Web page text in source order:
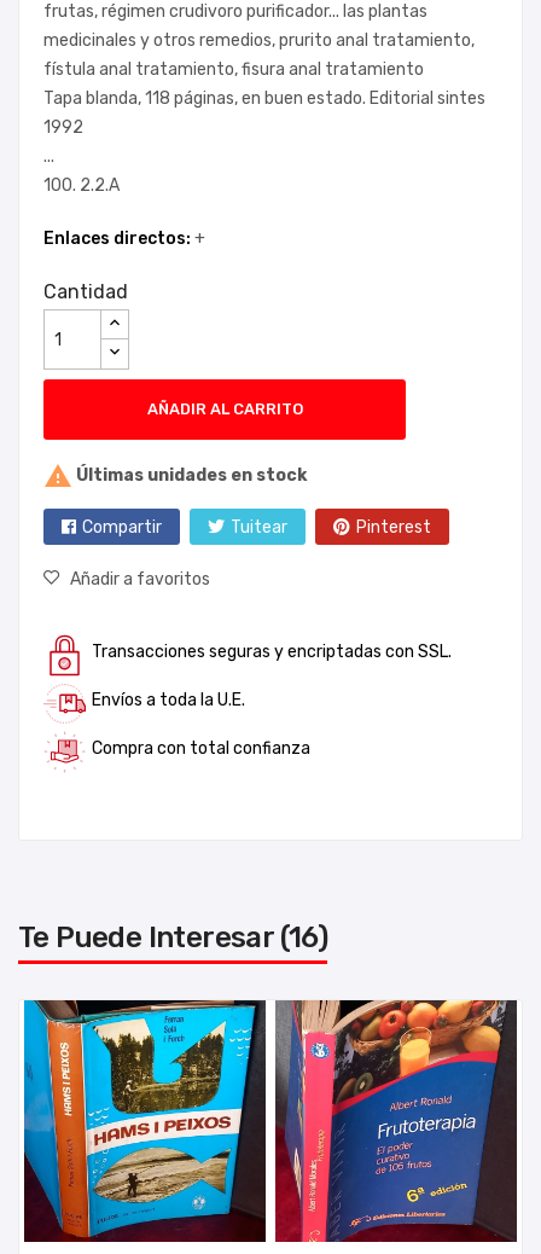
frutas, régimen crudivoro purificador... las plantas
medicinales y otros remedios, prurito anal tratamiento,
fístula anal tratamiento, fisura anal tratamiento
Tapa blanda, 118 páginas, en buen estado. Editorial sintes
1992
...
100. 2.2.A
Enlaces directos: +
Cantidad
AÑADIR AL CARRITO
 Últimas unidades en stock
Compartir Tuitear Pinterest
Añadir a favoritos
Transacciones seguras y encriptadas con SSL.
Envíos a toda la U.E.
Compra con total confianza
Te Puede Interesar (16)